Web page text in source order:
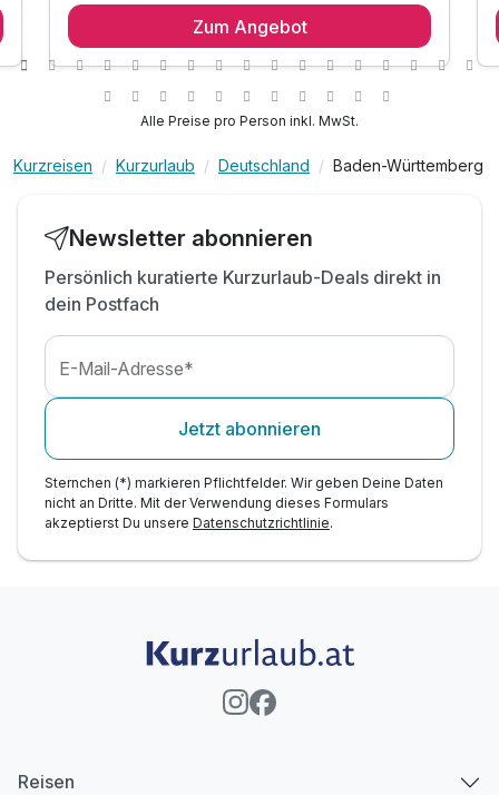
1 x reichhaltiges Frühstück vom Buffet
1 x Flasche Wein aus der Region und Obstkorb
1 x 1 Aperitif im Partner-Restaurant
Dampfbad
inkl. kuscheliger Leih-Bademantel und
Badeschuhe
inkl. W-LAN & Parkplatz
Zum Angebot
Alle Preise pro Person inkl. MwSt.
Kurzreisen Kurzurlaub Deutschland Baden-Württemberg
Newsletter abonnieren
Persönlich kuratierte Kurzurlaub-Deals direkt in
dein Postfach
E-Mail-Adresse*
Jetzt abonnieren
Sternchen (*) markieren Pflichtfelder. Wir geben Deine Daten
nicht an Dritte. Mit der Verwendung dieses Formulars
akzeptierst Du unsere Datenschutzrichtlinie.
Reisen